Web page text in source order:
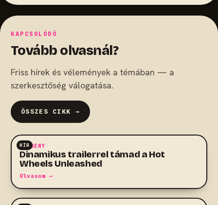
KAPCSOLÓDÓ
Tovább olvasnál?
Friss hírek és vélemények a témában — a
szerkesztőség válogatása.
ÖSSZES CIKK →
HÍR
VERSENY
Dinamikus trailerrel támad a Hot
Wheels Unleashed
Olvasom →